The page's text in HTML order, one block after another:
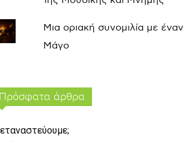
Μια οριακή συνομιλία με έναν
Μάγο
άρθρα